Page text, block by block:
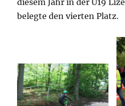
diesem Jahr in der U19
belegte den vierten Platz.